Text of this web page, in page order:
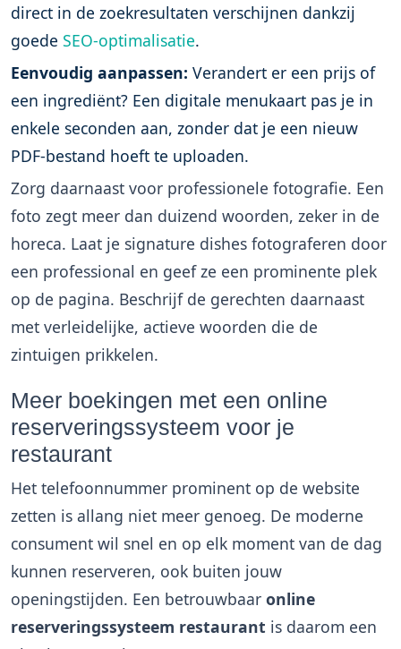
direct in de zoekresultaten verschijnen dankzij
goede SEO-optimalisatie.
Eenvoudig aanpassen: Verandert er een prijs of
een ingrediënt? Een digitale menukaart pas je in
enkele seconden aan, zonder dat je een nieuw
PDF-bestand hoeft te uploaden.
Zorg daarnaast voor professionele fotografie. Een
foto zegt meer dan duizend woorden, zeker in de
horeca. Laat je signature dishes fotograferen door
een professional en geef ze een prominente plek
op de pagina. Beschrijf de gerechten daarnaast
met verleidelijke, actieve woorden die de
zintuigen prikkelen.
Meer boekingen met een online
reserveringssysteem voor je
restaurant
Het telefoonnummer prominent op de website
zetten is allang niet meer genoeg. De moderne
consument wil snel en op elk moment van de dag
kunnen reserveren, ook buiten jouw
openingstijden. Een betrouwbaar online
reserveringssysteem restaurant is daarom een